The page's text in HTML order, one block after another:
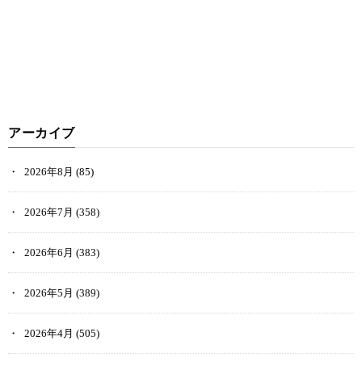
アーカイブ
2026年8月 (85)
2026年7月 (358)
2026年6月 (383)
2026年5月 (389)
2026年4月 (505)